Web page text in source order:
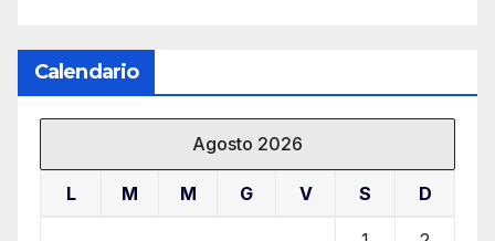
Calendario
Agosto 2026
L M M G V S D